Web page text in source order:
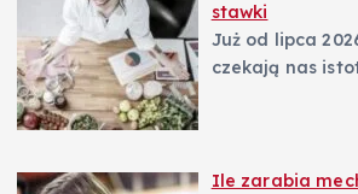
stawki
Już od lipca
czekają nas
Ile zarabia